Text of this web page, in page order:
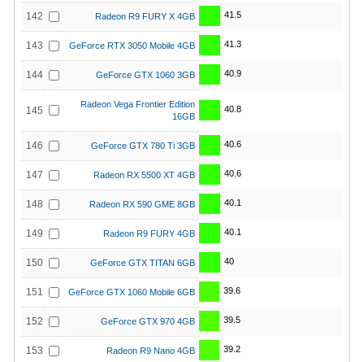
142 Radeon R9 FURY X 4GB 41.5
143 GeForce RTX 3050 Mobile 4GB 41.3
144 GeForce GTX 1060 3GB 40.9
145
Radeon Vega Frontier Edition
16GB
40.8
146 GeForce GTX 780 Ti 3GB 40.6
147 Radeon RX 5500 XT 4GB 40.6
148 Radeon RX 590 GME 8GB 40.1
149 Radeon R9 FURY 4GB 40.1
150 GeForce GTX TITAN 6GB 40
151 GeForce GTX 1060 Mobile 6GB 39.6
152 GeForce GTX 970 4GB 39.5
153 Radeon R9 Nano 4GB 39.2